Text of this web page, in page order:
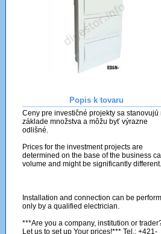
Popis k tovaru
Ceny pre investičné projekty sa stanovujú
základe množstva a môžu byť výrazne
odlišné.
Prices for the investment projects are
determined on the base of the business
volume and might be significantly
Installation and connection can be
only by a qualified electrician.
***Are you a company, institution or
Let us to set up Your prices!*** Tel.: +421-